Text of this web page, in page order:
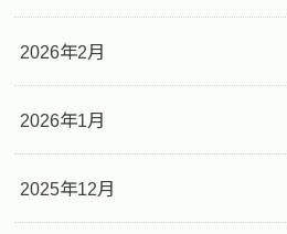
2026年2月
2026年1月
2025年12月